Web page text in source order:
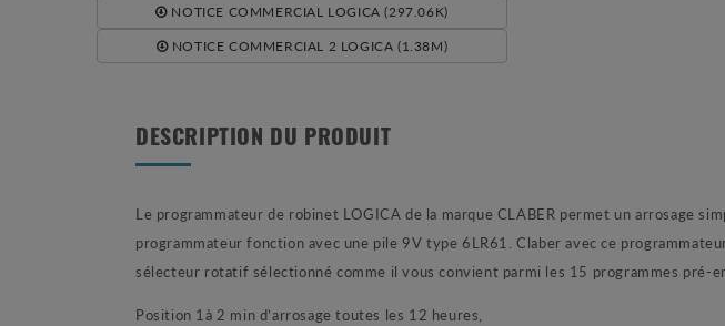
NOTICE COMMERCIAL LOGICA (297.06K)
NOTICE COMMERCIAL 2 LOGICA (1.38M)
DESCRIPTION DU PRODUIT
Le programmateur de robinet LOGICA de la marque CLABER permet un arrosage
programmateur fonction avec une pile 9V type 6LR61. Claber avec ce
sélecteur rotatif sélectionné comme il vous convient parmi les 15 programmes pré-
Position 1 à 2 min d’arrosage toutes les 12 heures,